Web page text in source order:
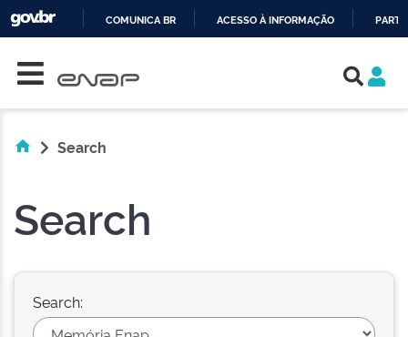
COMUNICA BR ACESSO À INFORMAÇÃO
Search
Search
Search: